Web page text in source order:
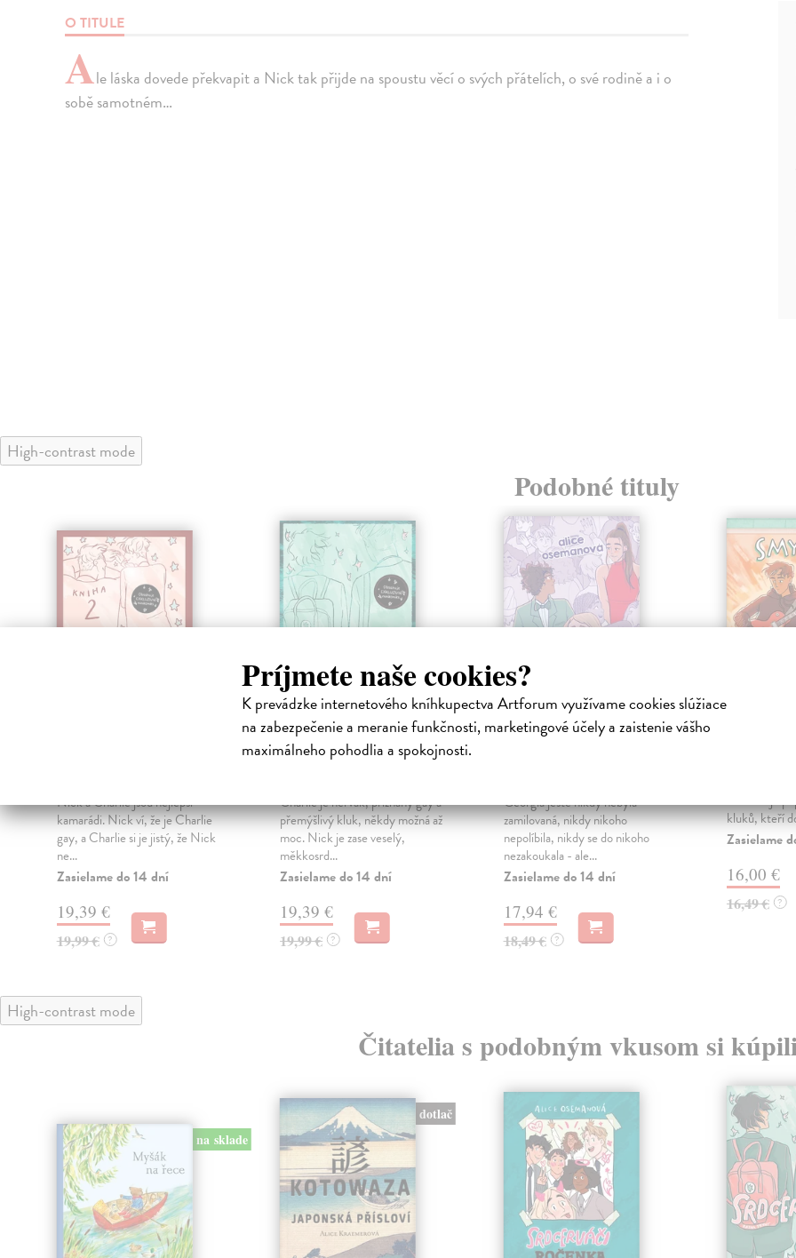
Príjmete naše cookies?
K prevádzke internetového kníhkupectva Artforum využívame cookies slúžiace
na zabezpečenie a meranie funkčnosti, marketingové účely a zaistenie vášho
maximálneho pohodlia a spokojnosti.
O TITULE
Ale láska dovede překvapit a Nick tak přijde na spoustu věcí o svých přátelích, o své rodině a i o
sobě samotném…
High-contrast mode
Podobné tituly
Nick a Charlie jsou nejlepší
kamarádi. Nick ví, že je Charlie
gay, a Charlie si je jistý, že Nick
ne...
Zasielame do 14 dní
19,39 €
19,99 € ?
Srdcerváči 1 -
exkluzivní vydání
Charlie je nervák, přiznaný gay a
přemýšlivý kluk, někdy možná až
moc. Nick je zase veselý,
měkkosrd...
Zasielame do 14 dní
19,39 €
19,99 € ?
Bez lásky (české
Georgia ještě nikdy nebyla
zamilovaná, nikdy nikoho
nepolíbila, nikdy se do nikoho
nezakoukala - ale...
Zasielame do 14 dní
17,94 €
18,49 € ?
Smysl
The Ark je
kluků, kteří
Zasielame
16,00 €
16,49 € ?
High-contrast mode
Čitatelia s podobným vkusom si
na sklade
dotlač